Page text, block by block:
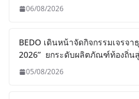
06/08/2026
BEDO เดินหน้าจัดกิจกรรมเจรจา
2026” ยกระดับผลิตภัณฑ์ท้องถิ่น
05/08/2026